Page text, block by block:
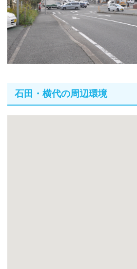
石田・横代の周辺環境